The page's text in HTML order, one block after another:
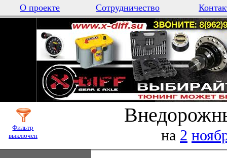
О проекте Сотрудничество
Фильтр
выключен
на 2